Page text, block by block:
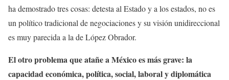
ha demostrado tres cosas: detesta al Estado y a los estados, no es
un político tradicional de negociaciones y su visión unidireccional
es muy parecida a la de López Obrador.
El otro problema que atañe a México es más grave: la
capacidad económica, política, social, laboral y diplomática